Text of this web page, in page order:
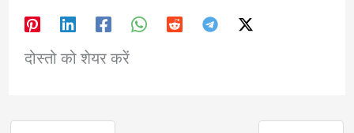
दोस्तो को शेयर करें